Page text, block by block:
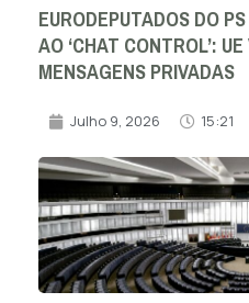
EURODEPUTADOS DO
AO ‘CHAT CONTROL’:
MENSAGENS PRIVADAS
Julho 9, 2026 15:21